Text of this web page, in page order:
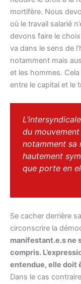
mortifère. Nous
où le travail salarié
devons faire le
va dans le sens de
notamment mais
et les hommes.
entre le capital et le
du
notamment sa
hautement
que porte en
Se cacher derrière
circonscrire la
manifestant.e.s ne
compris.
entendue, elle doit
Dans le cas